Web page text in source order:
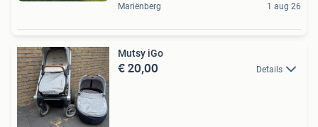
Mariënberg 1 aug 26
Mutsy iGo
€ 20,00 Details